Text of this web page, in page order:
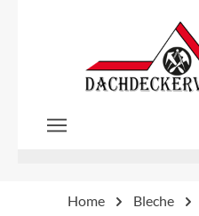
Zum Hauptinhalt springen
Home Bleche